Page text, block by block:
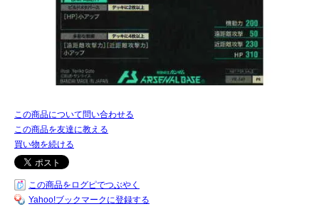
この商品について問い合わせる
この商品を友達に教える
買い物を続ける
この商品をログピでつぶやく
Yahoo!ブックマークに登録する